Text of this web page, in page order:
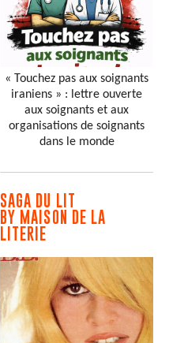
« Touchez pas aux soignants
iraniens » : lettre ouverte
aux soignants et aux
organisations de soignants
dans le monde
SAGA DU LIT
BY MAISON DE LA
LITERIE